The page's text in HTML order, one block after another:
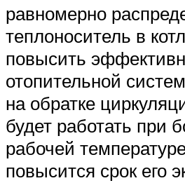
равномерно
теплоноситель в
повысить
отопительной
на обратке
будет работать при
рабочей
повысится срок его